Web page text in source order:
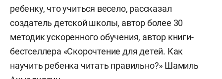
ребенку, что учиться весело, рассказал
создатель детской школы, автор более 30
методик ускоренного обучения, автор книги-
бестселлера «Скорочтение для детей. Как
научить ребенка читать правильно?» Шамиль